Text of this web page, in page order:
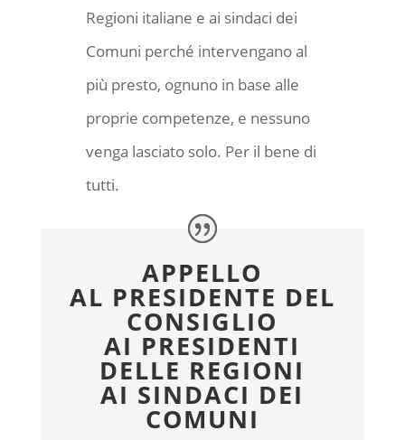
Regioni italiane e ai sindaci dei
Comuni perché intervengano al
più presto, ognuno in base alle
proprie competenze, e nessuno
venga lasciato solo. Per il bene di
tutti.
APPELLO
AL PRESIDENTE DEL
CONSIGLIO
AI PRESIDENTI
DELLE REGIONI
AI SINDACI DEI
COMUNI